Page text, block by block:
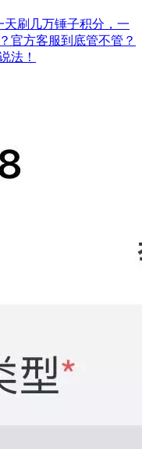
天刷几万锤子积分，一
官方客服到底管不管？
法！